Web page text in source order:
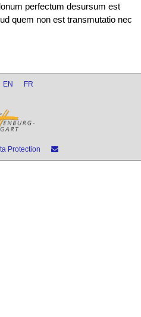
perfectum desursum est
quem non est transmutatio nec
EN FR
Protection